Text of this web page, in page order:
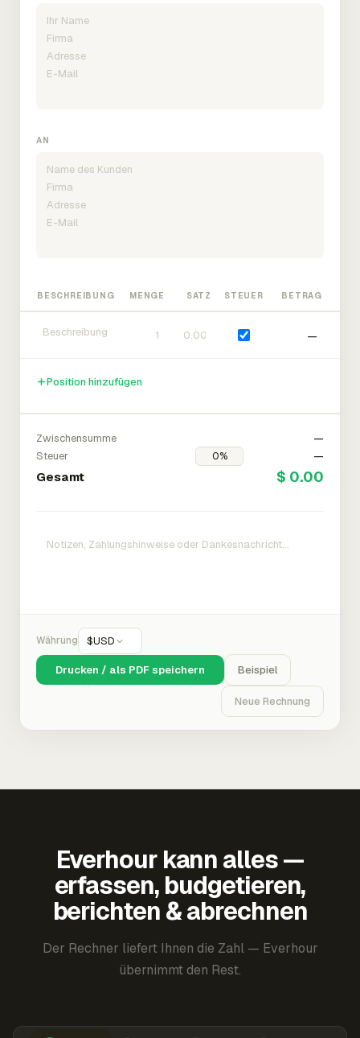
AN
BESCHREIBUNG MENGE SATZ STEUER BETRAG
—
Position hinzufügen
Zwischensumme
—
Steuer
—
Gesamt $ 0.00
Währung $USD
Drucken / als PDF speichern Beispiel
Neue Rechnung
Everhour kann alles —
erfassen, budgetieren,
berichten & abrechnen
Der Rechner liefert Ihnen die Zahl — Everhour
übernimmt den Rest.